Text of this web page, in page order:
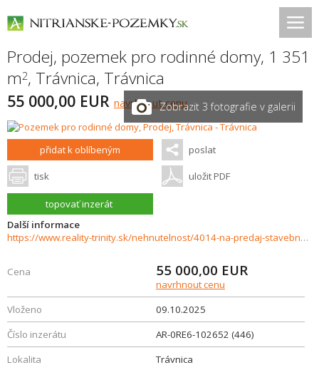
Prodej, pozemek pro rodinné domy, 1 351
m2, Trávnica, Trávnica
55 000,00 EUR navrhnout cenuZobrazit 3 fotografie v galerii
přidat k oblíbeným poslat
tisk uložit PDF
topovať inzerát
Další informace
https://www.reality-trinity.sk/nehnutelnost/4014-na-predaj-stavebny-pozemok-v-obci-travnica
Cena 55 000,00 EUR
navrhnout cenu
Vloženo
09.10.2025
Číslo inzerátu
AR-0RE6-102652 (446)
Lokalita
Trávnica